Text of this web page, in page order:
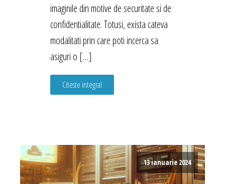
imaginile din motive de securitate si de
confidentialitate. Totusi, exista cateva
modalitati prin care poti incerca sa
asiguri o […]
Citeste integral
13 ianuarie 2024